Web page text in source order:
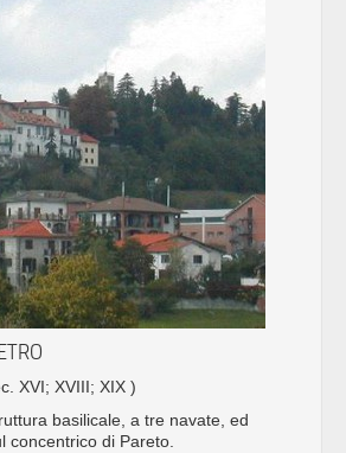
XVI; XVIII; XIX )
basilicale, a tre navate, ed
concentrico di Pareto.